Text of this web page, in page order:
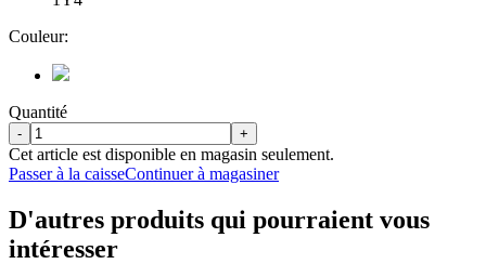
Couleur:
Quantité
- +
Cet article est disponible en magasin seulement.
Passer à la caisseContinuer à magasiner
D'autres produits qui pourraient vous
intéresser